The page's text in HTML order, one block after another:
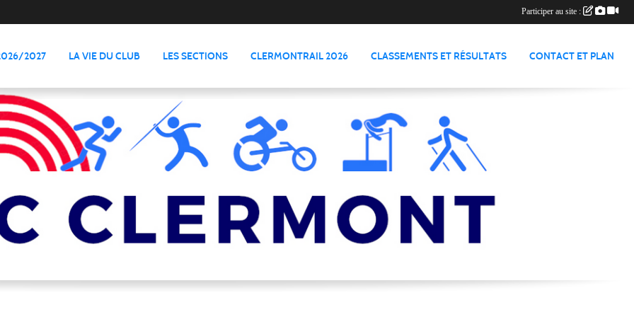
2027 LA VIE DU CLUB LES SECTIONS CLERMONTRAIL 2026 CLASSEMENTS ET RÉSULTATS CONTACT ET PLAN
Participer au site :